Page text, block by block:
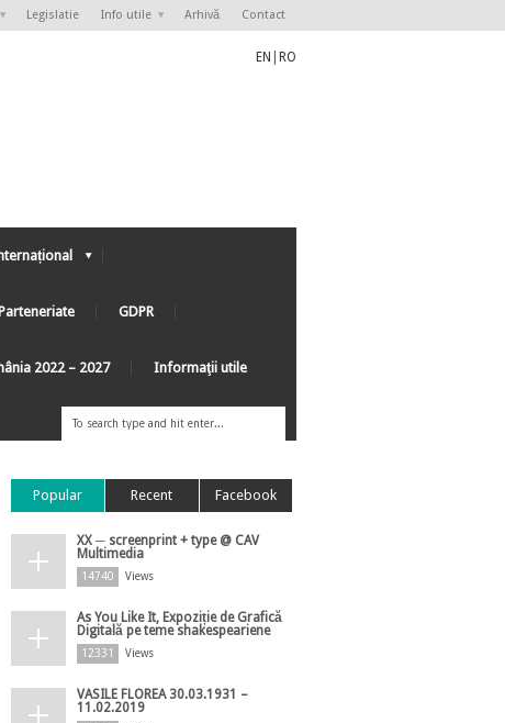
Legislatie Info utile Arhivă Contact
EN RO
Parteneriate GDPR
2022 – 2027 Informaţii utile
Popular Recent Facebook
XX ─ screenprint + type @ CAV
Multimedia
14740 Views
As You Like It, Expoziție de Grafică
Digitală pe teme shakespeariene
12331 Views
VASILE FLOREA 30.03.1931 –
11.02.2019